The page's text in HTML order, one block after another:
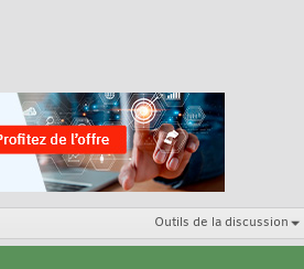
Outils de la discussion